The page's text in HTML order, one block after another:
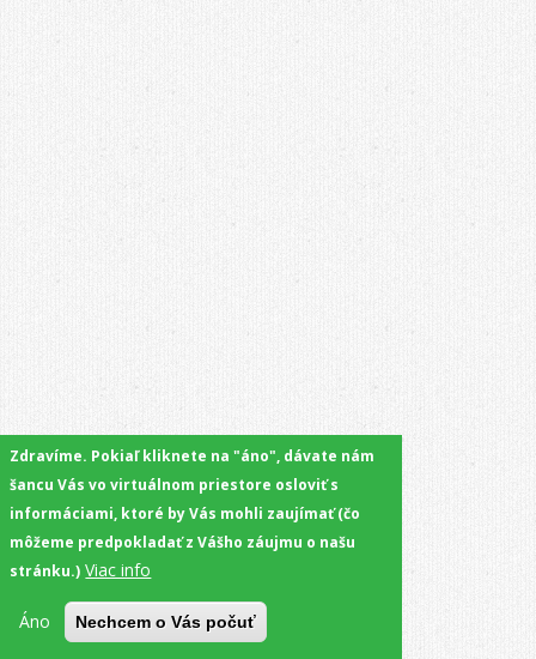
Zdravíme. Pokiaľ kliknete na "áno", dávate nám
šancu Vás vo virtuálnom priestore osloviť s
informáciami, ktoré by Vás mohli zaujímať (čo
môžeme predpokladať z Vášho záujmu o našu
stránku.) Viac info
Áno Nechcem o Vás počuť